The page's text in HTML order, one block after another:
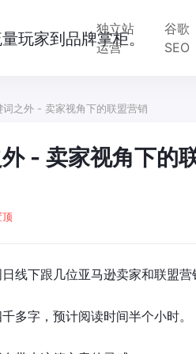
独立站
运营
谷歌
SEO
词之外 - 卖家视角下的联盟营销
- 卖家视角下的
顶
线下跟几位亚马逊卖家和联盟营
多字，预计阅读时间半个小时。